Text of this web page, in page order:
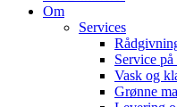
Om
Services
Service på
Vask og
Grønne